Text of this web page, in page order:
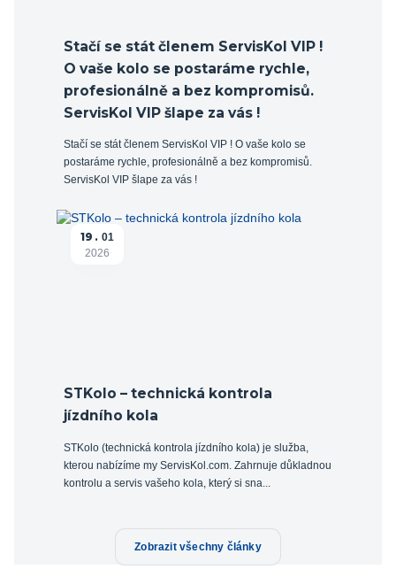
Stačí se stát členem ServisKol VIP !
O vaše kolo se postaráme rychle,
profesionálně a bez kompromisů.
ServisKol VIP šlape za vás !
Stačí se stát členem ServisKol VIP ! O vaše kolo se
postaráme rychle, profesionálně a bez kompromisů.
ServisKol VIP šlape za vás !
19
01
2026
STKolo – technická kontrola
jízdního kola
STKolo (technická kontrola jízdního kola) je služba,
kterou nabízíme my ServisKol.com. Zahrnuje důkladnou
kontrolu a servis vašeho kola, který si sna...
Zobrazit všechny články